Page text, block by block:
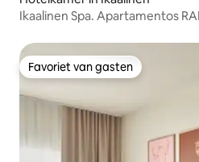
Ikaalinen Spa. Apartamentos
Favoriet van gasten
Favoriet van gasten